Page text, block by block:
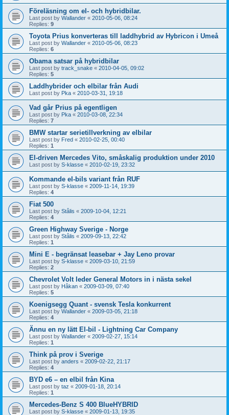
Föreläsning om el- och hybridbilar.
Last post by Wallander « 2010-05-06, 08:24
Replies: 9
Toyota Prius konverteras till laddhybrid av Hybricon i Umeå
Last post by Wallander « 2010-05-06, 08:23
Replies: 6
Obama satsar på hybridbilar
Last post by track_snake « 2010-04-05, 09:02
Replies: 5
Laddhybrider och elbilar från Audi
Last post by Pka « 2010-03-31, 19:18
Vad går Prius på egentligen
Last post by Pka « 2010-03-08, 22:34
Replies: 7
BMW startar serietillverkning av elbilar
Last post by Fred « 2010-02-25, 00:40
Replies: 1
El-driven Mercedes Vito, småskalig produktion under 2010
Last post by S-klasse « 2010-02-19, 23:32
Kommande el-bils variant från RUF
Last post by S-klasse « 2009-11-14, 19:39
Replies: 4
Fiat 500
Last post by Stålis « 2009-10-04, 12:21
Replies: 4
Green Highway Sverige - Norge
Last post by Stålis « 2009-09-13, 22:42
Replies: 1
Mini E - begränsat leasebar + Jay Leno provar
Last post by S-klasse « 2009-03-10, 21:59
Replies: 2
Chevrolet Volt leder General Motors in i nästa sekel
Last post by Håkan « 2009-03-09, 07:40
Replies: 5
Koenigsegg Quant - svensk Tesla konkurrent
Last post by Wallander « 2009-03-05, 21:18
Replies: 4
Ännu en ny lätt El-bil - Lightning Car Company
Last post by Wallander « 2009-02-27, 15:14
Replies: 1
Think på prov i Sverige
Last post by anders « 2009-02-22, 21:17
Replies: 4
BYD e6 – en elbil från Kina
Last post by taz « 2009-01-18, 20:14
Replies: 1
Mercedes-Benz S 400 BlueHYBRID
Last post by S-klasse « 2009-01-13, 19:35